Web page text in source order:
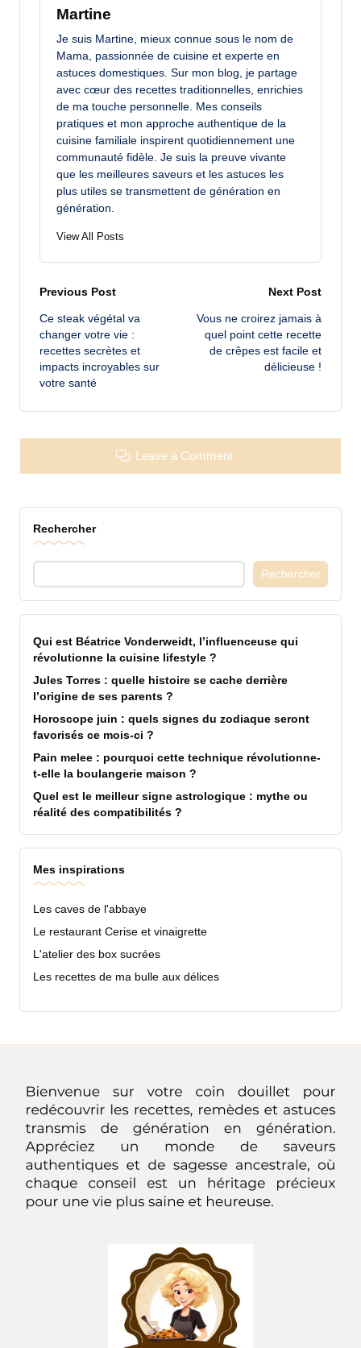
Martine
Je suis Martine, mieux connue sous le nom de
Mama, passionnée de cuisine et experte en
astuces domestiques. Sur mon blog, je partage
avec cœur des recettes traditionnelles, enrichies
de ma touche personnelle. Mes conseils
pratiques et mon approche authentique de la
cuisine familiale inspirent quotidiennement une
communauté fidèle. Je suis la preuve vivante
que les meilleures saveurs et les astuces les
plus utiles se transmettent de génération en
génération.
View All Posts
Post
navigation
Previous Post
Ce steak végétal va
changer votre vie :
recettes secrètes et
impacts incroyables sur
votre santé
Next Post
Vous ne croirez jamais à
quel point cette recette
de crêpes est facile et
délicieuse !
Leave a Comment
Rechercher
Rechercher
Qui est Béatrice Vonderweidt, l’influenceuse qui
révolutionne la cuisine lifestyle ?
Jules Torres : quelle histoire se cache derrière
l’origine de ses parents ?
Horoscope juin : quels signes du zodiaque seront
favorisés ce mois-ci ?
Pain melee : pourquoi cette technique révolutionne-
t-elle la boulangerie maison ?
Quel est le meilleur signe astrologique : mythe ou
réalité des compatibilités ?
Mes inspirations
Les caves de l'abbaye
Le restaurant Cerise et vinaigrette
L'atelier des box sucrées
Les recettes de ma bulle aux délices